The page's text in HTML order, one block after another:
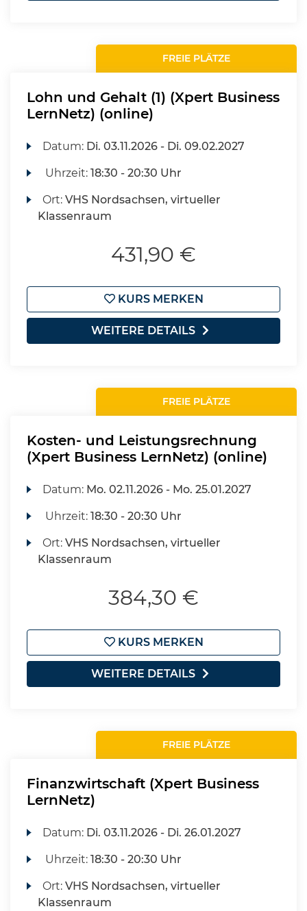
FREIE PLÄTZE
Lohn und Gehalt (1) (Xpert Business
LernNetz) (online)
Datum: Di. 03.11.2026 - Di. 09.02.2027
Uhrzeit:18:30 - 20:30 Uhr
Ort:VHS Nordsachsen, virtueller
Klassenraum
431,90 €
KURS MERKEN
WEITERE DETAILS
FREIE PLÄTZE
Kosten- und Leistungsrechnung
(Xpert Business LernNetz) (online)
Datum: Mo. 02.11.2026 - Mo. 25.01.2027
Uhrzeit:18:30 - 20:30 Uhr
Ort:VHS Nordsachsen, virtueller
Klassenraum
384,30 €
KURS MERKEN
WEITERE DETAILS
FREIE PLÄTZE
Finanzwirtschaft (Xpert Business
LernNetz)
Datum: Di. 03.11.2026 - Di. 26.01.2027
Uhrzeit:18:30 - 20:30 Uhr
Ort:VHS Nordsachsen, virtueller
Klassenraum